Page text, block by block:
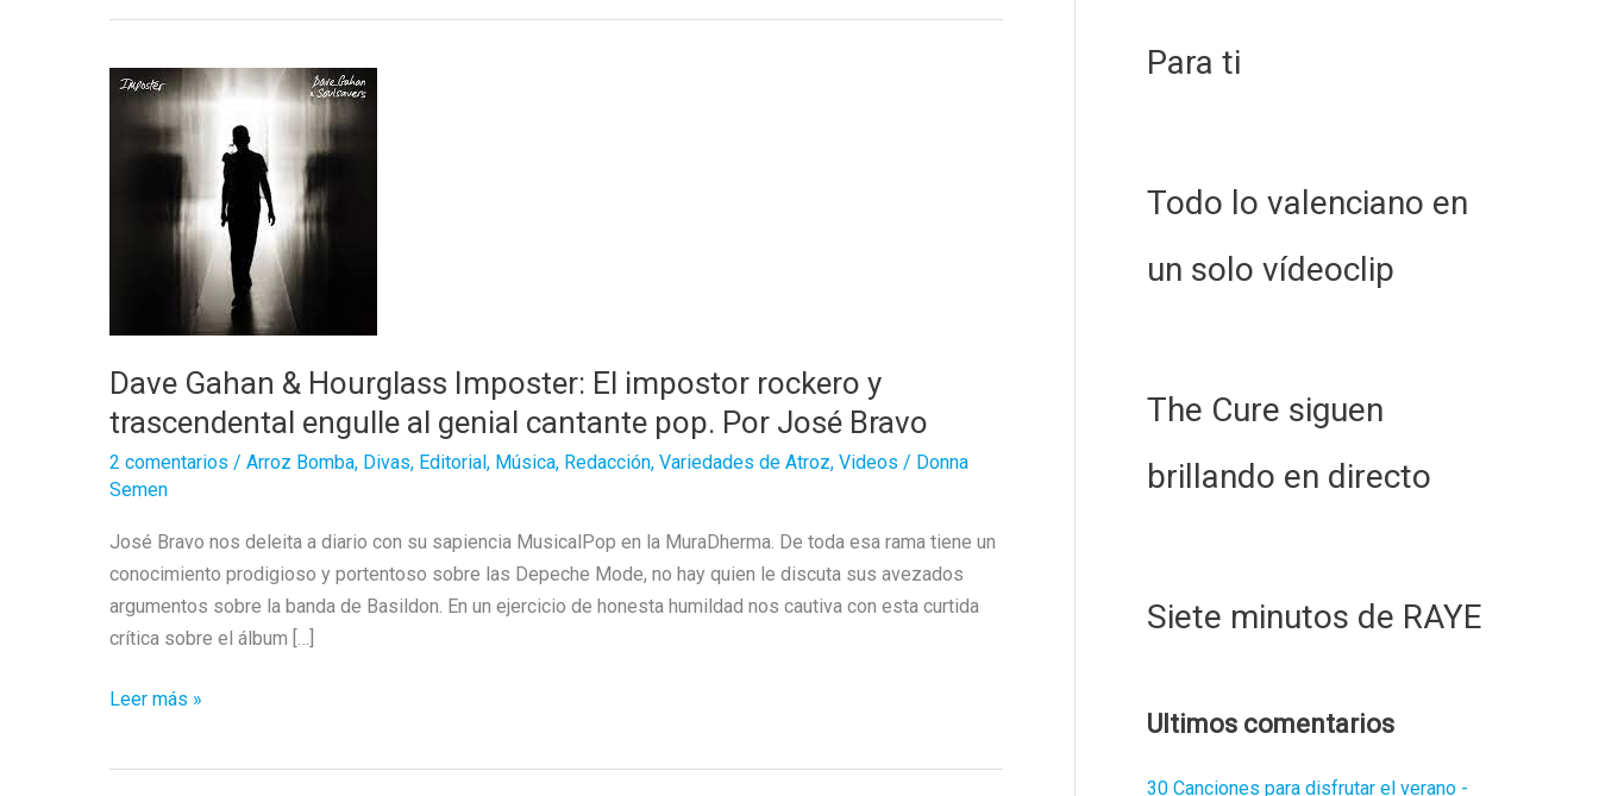
Dave Gahan & Hourglass Imposter: El impostor rockero y
trascendental engulle al genial cantante pop. Por José Bravo
2 comentarios / Arroz Bomba, Divas, Editorial , Música, Redacción, Variedades de Atroz, Videos / Donna
Semen
José Bravo nos deleita a diario con su sapiencia MusicalPop en la MuraDherma. De toda esa rama tiene un
conocimiento prodigioso y portentoso sobre las Depeche Mode, no hay quien le discuta sus avezados
argumentos sobre la banda de Basildon. En un ejercicio de honesta humildad nos cautiva con esta curtida
crítica sobre el álbum […]
Dave
Leer más »
Para ti
Todo lo valenciano en
un solo vídeoclip
The Cure siguen
brillando en directo
Siete minutos de RAYE
Ultimos comentarios
30 Canciones para disfrutar el verano -